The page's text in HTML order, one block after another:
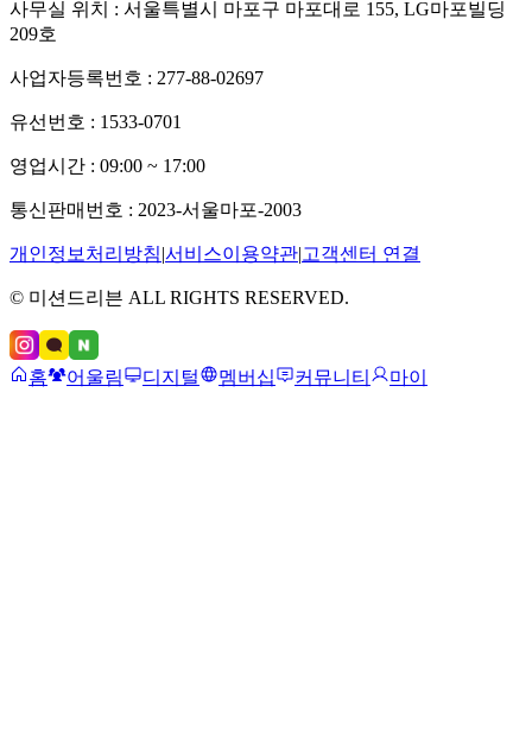
사무실 위치 : 서울특별시 마포구 마포대로 155, LG마포빌딩
209호
사업자등록번호 : 277-88-02697
유선번호 : 1533-0701
영업시간 : 09:00 ~ 17:00
통신판매번호 : 2023-서울마포-2003
개인정보처리방침|서비스이용약관|고객센터 연결
© 미션드리븐 ALL RIGHTS RESERVED.
홈 어울림 디지털 멤버십 커뮤니티 마이